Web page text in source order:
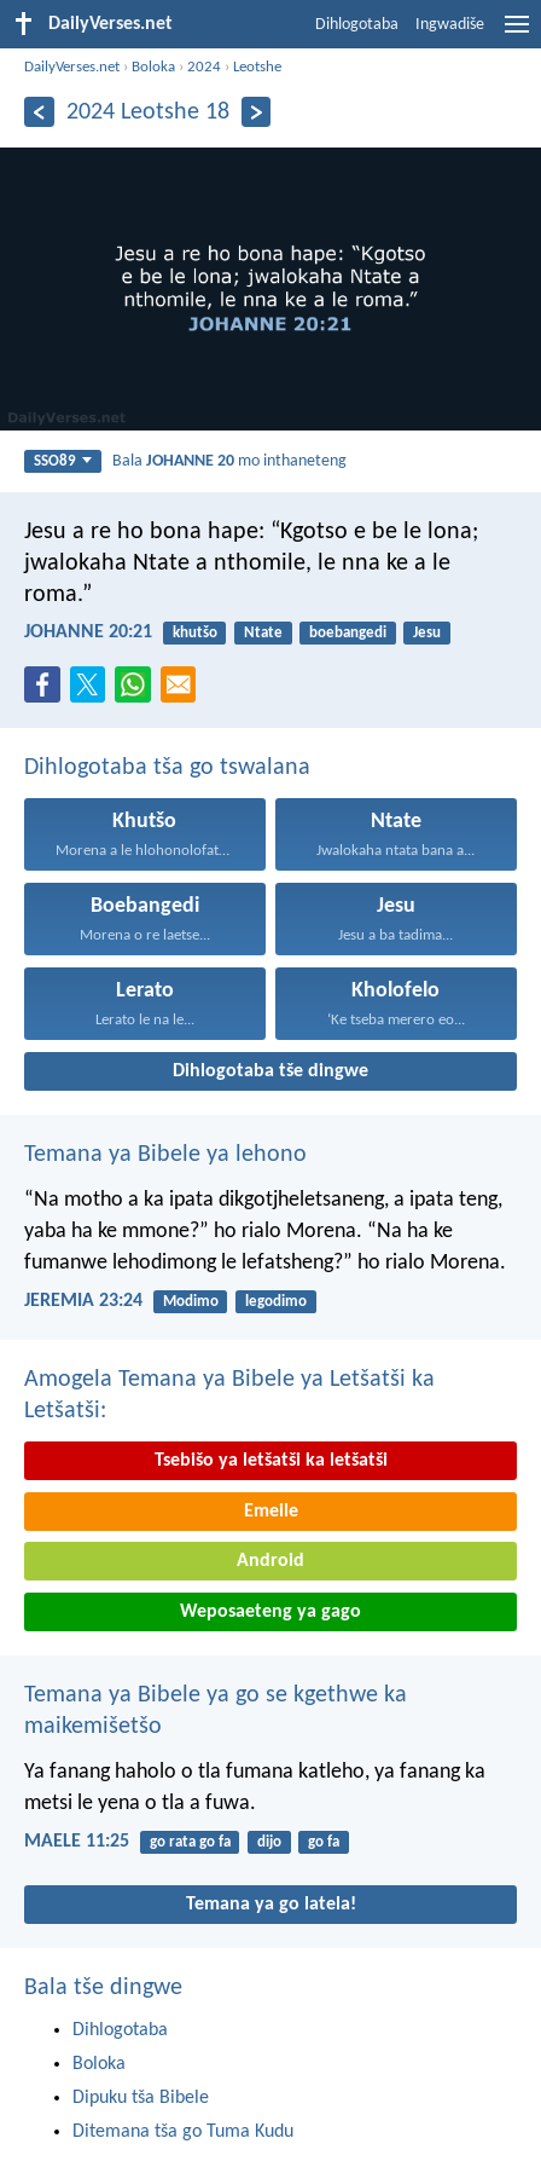
DailyVerses.net Dihlogotaba Ingwadiše
DailyVerses.net › Boloka ›2024 ›Leotshe
2024 Leotshe 18
SSO89 BalaJOHANNE 20 mo inthaneteng
Jesu a re ho bona hape: “Kgotso e be le lona;
jwalokaha Ntate a nthomile, le nna ke a le
roma.”
JOHANNE 20:21 khutšo Ntate boebangedi Jesu
Dihlogotaba tša go tswalana
Khutšo
Morena a le hlohonolofatse...
Ntate
Jwalokaha ntata bana a...
Boebangedi
Morena o re laetse...
Jesu
Jesu a ba tadima...
Lerato
Lerato le na le...
Kholofelo
‘Ke tseba merero eo...
Dihlogotaba tše dingwe
Temana ya Bibele ya lehono
“Na motho a ka ipata dikgotjheletsaneng, a ipata teng,
yaba ha ke mmone?” ho rialo Morena. “Na ha ke
fumanwe lehodimong le lefatsheng?” ho rialo Morena.
JEREMIA 23:24 Modimo legodimo
Amogela Temana ya Bibele ya Letšatši ka
Letšatši:
Tsebišo ya letšatši ka letšatši
Emeile
Android
Weposaeteng ya gago
Temana ya Bibele ya go se kgethwe ka
maikemišetšo
Ya fanang haholo o tla fumana katleho, ya fanang ka
metsi le yena o tla a fuwa.
MAELE 11:25 go rata go fa dijo go fa
Temana ya go latela!
Bala tše dingwe
Dihlogotaba
Boloka
Dipuku tša Bibele
Ditemana tša go Tuma Kudu